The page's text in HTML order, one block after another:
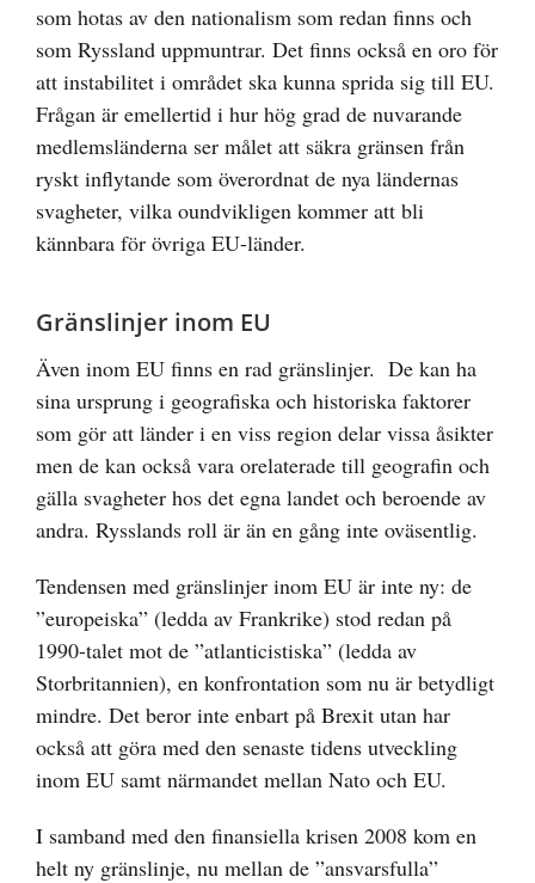
som hotas av den nationalism som redan finns och
som Ryssland uppmuntrar. Det finns också en oro för
att instabilitet i området ska kunna sprida sig till EU.
Frågan är emellertid i hur hög grad de nuvarande
medlemsländerna ser målet att säkra gränsen från
ryskt inflytande som överordnat de nya ländernas
svagheter, vilka oundvikligen kommer att bli
kännbara för övriga EU-länder.
Gränslinjer inom EU
Även inom EU finns en rad gränslinjer. De kan ha
sina ursprung i geografiska och historiska faktorer
som gör att länder i en viss region delar vissa åsikter
men de kan också vara orelaterade till geografin och
gälla svagheter hos det egna landet och beroende av
andra. Rysslands roll är än en gång inte oväsentlig.
Tendensen med gränslinjer inom EU är inte ny: de
”europeiska” (ledda av Frankrike) stod redan på
1990-talet mot de ”atlanticistiska” (ledda av
Storbritannien), en konfrontation som nu är betydligt
mindre. Det beror inte enbart på Brexit utan har
också att göra med den senaste tidens utveckling
inom EU samt närmandet mellan Nato och EU.
I samband med den finansiella krisen 2008 kom en
helt ny gränslinje, nu mellan de ”ansvarsfulla”